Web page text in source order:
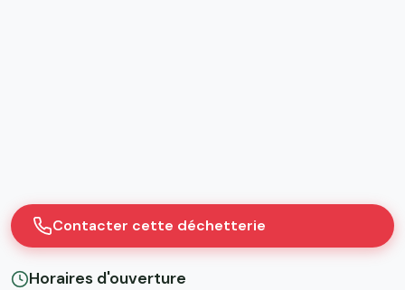
Contacter cette déchetterie
Horaires d'ouverture